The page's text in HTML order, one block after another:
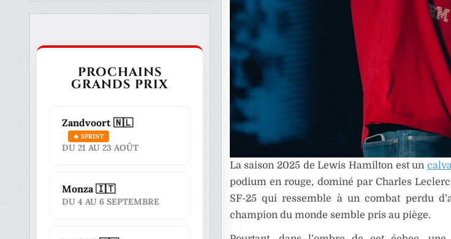
La saison 2025 de Lewis Hamilton est un
podium en rouge, dominé par Charles
SF-25 qui ressemble à un combat perdu
champion du monde semble pris au piège.
PROCHAINS
GRANDS PRIX
Zandvoort 🇳🇱
🔥 SPRINT
DU 21 AU 23 AOÛT
Monza 🇮🇹
DU 4 AU 6 SEPTEMBRE